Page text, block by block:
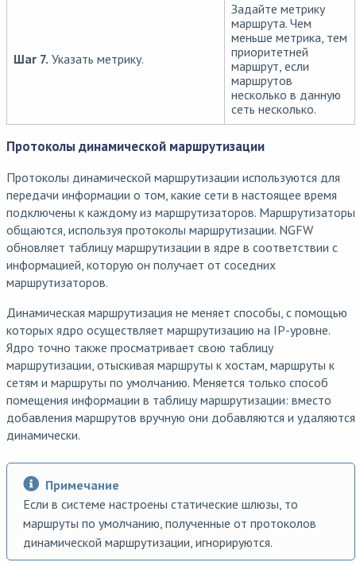
Шаг 7. Указать метрику.
Задайте метрику
маршрута. Чем
меньше метрика, тем
приоритетней
маршрут, если
маршрутов
несколько в данную
сеть несколько.
Протоколы динамической маршрутизации
Протоколы динамической маршрутизации используются для
передачи информации о том, какие сети в настоящее время
подключены к каждому из маршрутизаторов. Маршрутизаторы
общаются, используя протоколы маршрутизации. NGFW
обновляет таблицу маршрутизации в ядре в соответствии с
информацией, которую он получает от соседних
маршрутизаторов.
Динамическая маршрутизация не меняет способы, с помощью
которых ядро осуществляет маршрутизацию на IP-уровне.
Ядро точно также просматривает свою таблицу
маршрутизации, отыскивая маршруты к хостам, маршруты к
сетям и маршруты по умолчанию. Меняется только способ
помещения информации в таблицу маршрутизации: вместо
добавления маршрутов вручную они добавляются и удаляются
динамически.
Примечание
Если в системе настроены статические шлюзы, то
маршруты по умолчанию, полученные от протоколов
динамической маршрутизации, игнорируются.